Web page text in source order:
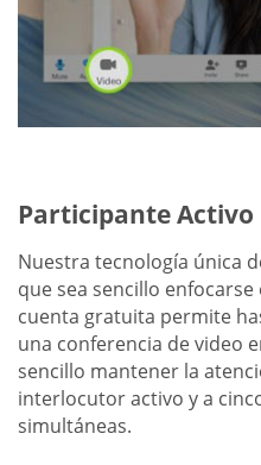
Participante Activo
Nuestra tecnología única
que sea sencillo
cuenta gratuita permite
una conferencia de video
sencillo mantener la
interlocutor activo y a
simultáneas.